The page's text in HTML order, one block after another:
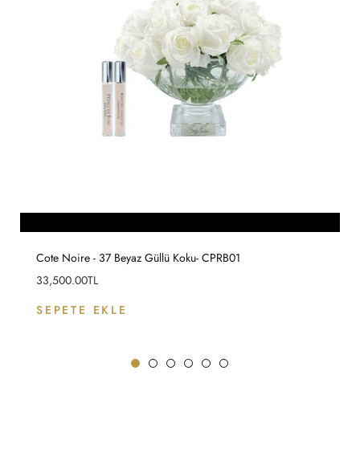
Cote Noire - 37 Beyaz Güllü Koku- CPRB01
Fiyat
33,500.00TL
SEPETE EKLE